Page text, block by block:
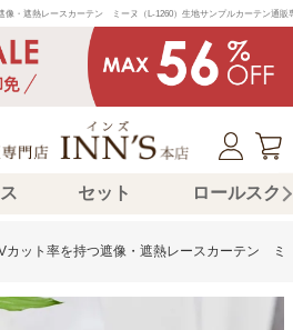
像・遮熱レースカーテン　ミーヌ（L-1260）生地サンプルカーテン
セット ロールスク
カット率を持つ遮像・遮熱レースカーテン ミ